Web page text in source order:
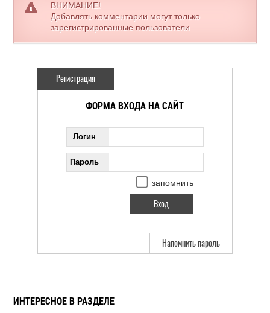
ВНИМАНИЕ!
Добавлять комментарии могут только
зарегистрированные пользователи
Регистрация
ФОРМА ВХОДА НА САЙТ
Логин
Пароль
запомнить
Напомнить пароль
ИНТЕРЕСНОЕ В РАЗДЕЛЕ